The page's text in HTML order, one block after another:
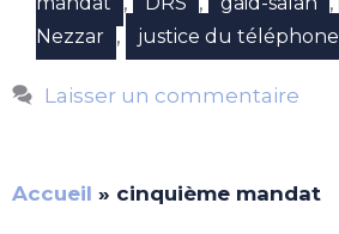
Nezzar , justice du téléphone
Laisser un commentaire
Accueil » cinquième mandat